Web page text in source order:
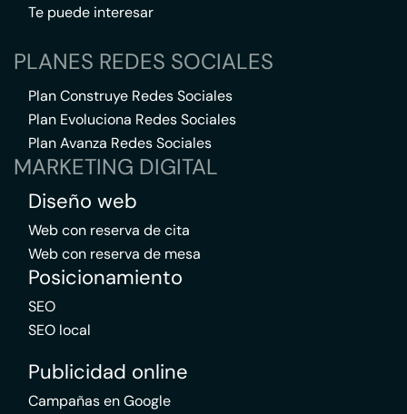
Te puede interesar
PLANES REDES SOCIALES
Plan Construye Redes Sociales
Plan Evoluciona Redes Sociales
Plan Avanza Redes Sociales
MARKETING DIGITAL
Diseño web
Web con reserva de cita
Web con reserva de mesa
Posicionamiento
SEO
SEO local
Publicidad online
Campañas en Google